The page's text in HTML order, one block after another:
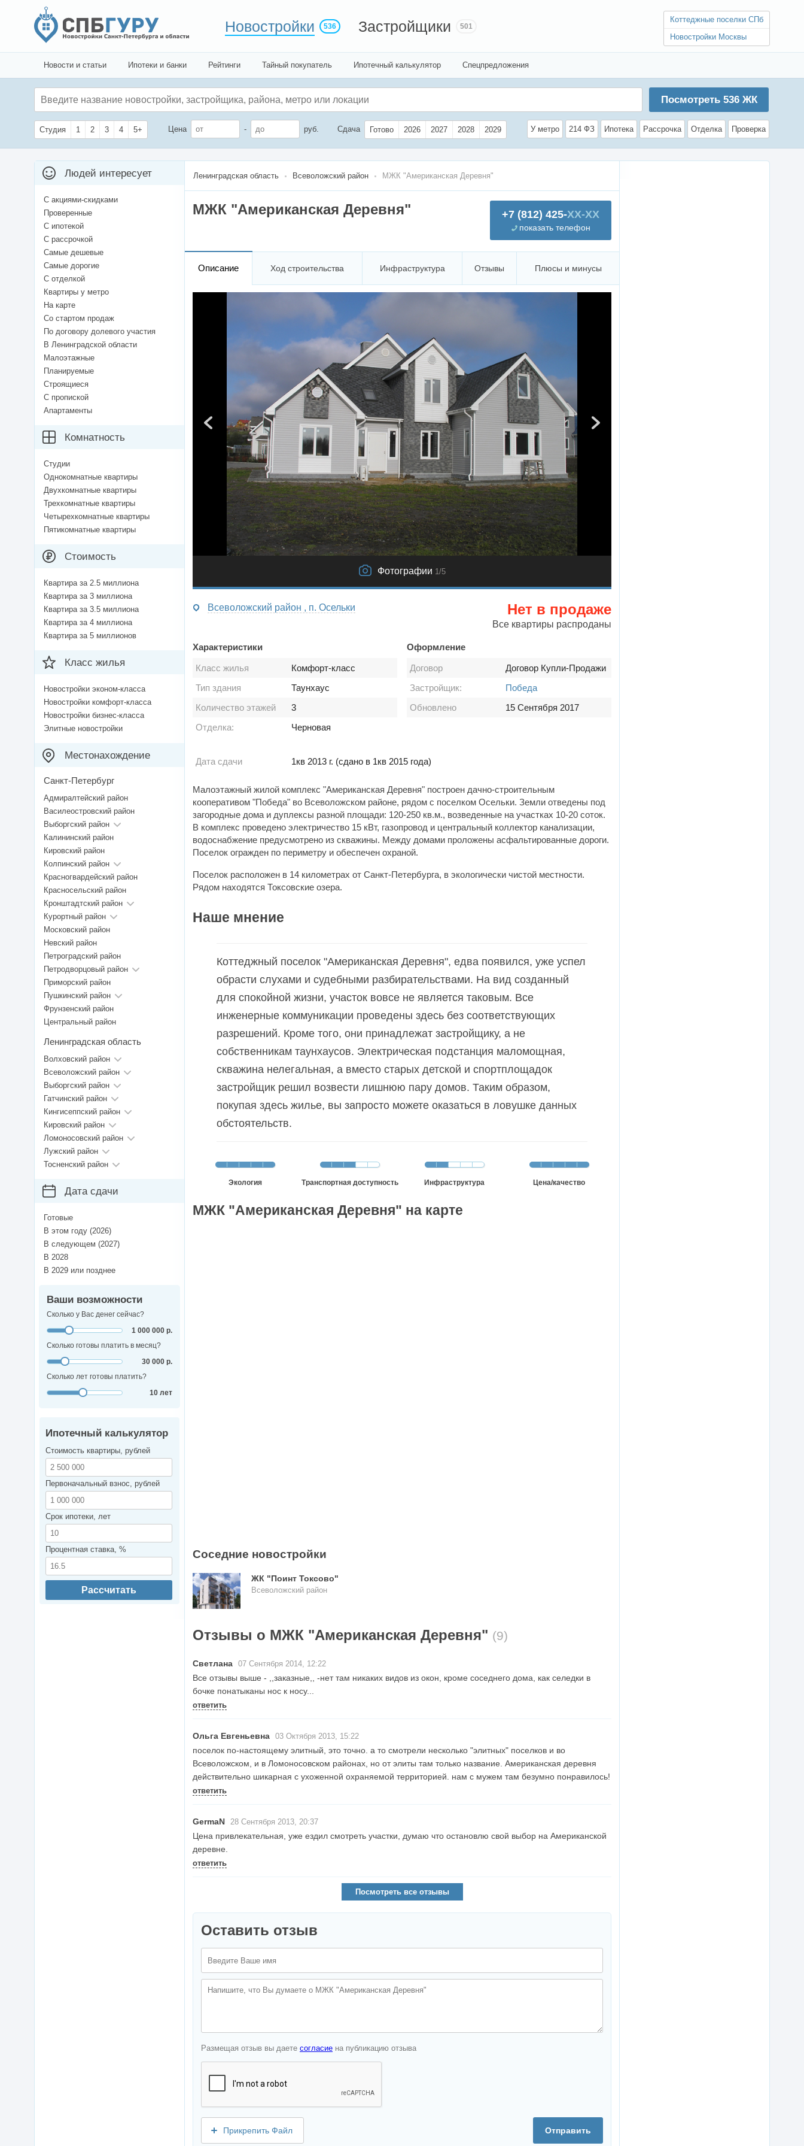
Новостройки 536 Застройщики 501
Коттеджные поселки СПб
Новостройки Москвы
Новости и статьи Ипотеки и банки Рейтинги Тайный покупатель Ипотечный калькулятор Спецпредложения
Посмотреть 536ЖК
Студия 1 2 3 4 5+ Цена - руб. Сдача Готово 2026 2027 2028 2029 У метро 214 ФЗ Ипотека Рассрочка Отделка Проверка
Ленинградская область Всеволожский район МЖК "Американская Деревня"
+7 (812) 425-XX-XX
показать телефон
МЖК "Американская Деревня"
Описание Ход строительства Инфраструктура Отзывы Плюсы и минусы
Фотографии 1/5
Нет в продаже
Все квартиры распроданы
Всеволожский район , п. Осельки
Характеристики
Класс жилья
Комфорт-класс
Тип здания
Таунхаус
Количество этажей
3
Отделка:
Черновая
Оформление
Договор
Договор Купли-Продажи
Застройщик:
Победа
Обновлено
15 Сентября 2017
Дата сдачи 1кв 2013 г. (сдано в 1кв 2015 года)
Малоэтажный жилой комплекс "Американская Деревня" построен дачно-строительным
кооперативом "Победа" во Всеволожском районе, рядом с поселком Осельки. Земли отведены под
загородные дома и дуплексы разной площади: 120-250 кв.м., возведенные на участках 10-20 соток.
В комплекс проведено электричество 15 кВт, газопровод и центральный коллектор канализации,
водоснабжение предусмотрено из скважины. Между домами проложены асфальтированные дороги.
Поселок огражден по периметру и обеспечен охраной.
Поселок расположен в 14 километрах от Санкт-Петербурга, в экологически чистой местности.
Рядом находятся Токсовские озера.
Наше мнение
Коттеджный поселок "Американская Деревня", едва появился, уже успел
обрасти слухами и судебными разбирательствами. На вид созданный
для спокойной жизни, участок вовсе не является таковым. Все
инженерные коммуникации проведены здесь без соответствующих
разрешений. Кроме того, они принадлежат застройщику, а не
собственникам таунхаусов. Электрическая подстанция маломощная,
скважина нелегальная, а вместо старых детской и спортплощадок
застройщик решил возвести лишнюю пару домов. Таким образом,
покупая здесь жилье, вы запросто можете оказаться в ловушке данных
обстоятельств.
Экология Транспортная доступность Инфраструктура Цена/качество
МЖК "Американская Деревня" на карте
Соседние новостройки
ЖК "Поинт Токсово"
Всеволожский район
Отзывы о МЖК "Американская Деревня" (9)
Светлана 07 Сентября 2014, 12:22
Все отзывы выше - ,,заказные,, -нет там никаких видов из окон, кроме соседнего дома, как селедки в
бочке понатыканы нос к носу...
ответить
Ольга Евгеньевна 03 Октября 2013, 15:22
поселок по-настоящему элитный, это точно. а то смотрели несколько "элитных" поселков и во
Всеволожском, и в Ломоносовском районах, но от элиты там только название. Американская деревня
действительно шикарная с ухоженной охраняемой территорией. нам с мужем там безумно понравилось!
ответить
GermaN 28 Сентября 2013, 20:37
Цена привлекательная, уже ездил смотреть участки, думаю что остановлю свой выбор на Американской
деревне.
ответить
Посмотреть все отзывы
Оставить отзыв
Размещая отзыв вы даете согласие на публикацию отзыва
Отправить
Прикрепить Файл
Людей интересует
С акциями-скидками
Проверенные
С ипотекой
С рассрочкой
Самые дешевые
Самые дорогие
С отделкой
Квартиры у метро
На карте
Со стартом продаж
По договору долевого участия
В Ленинградской области
Малоэтажные
Планируемые
Строящиеся
С пропиской
Апартаменты
Комнатность
Студии
Однокомнатные квартиры
Двухкомнатные квартиры
Трехкомнатные квартиры
Четырехкомнатные квартиры
Пятикомнатные квартиры
Стоимость
Квартира за 2.5 миллиона
Квартира за 3 миллиона
Квартира за 3.5 миллиона
Квартира за 4 миллиона
Квартира за 5 миллионов
Класс жилья
Новостройки эконом-класса
Новостройки комфорт-класса
Новостройки бизнес-класса
Элитные новостройки
Местонахождение
Санкт-Петербург
Адмиралтейский район
Василеостровский район
Выборгский район
Калининский район
Кировский район
Колпинский район
Красногвардейский район
Красносельский район
Кронштадтский район
Курортный район
Московский район
Невский район
Петроградский район
Петродворцовый район
Приморский район
Пушкинский район
Фрунзенский район
Центральный район
Ленинградская область
Волховский район
Всеволожский район
Выборгский район
Гатчинский район
Кингисеппский район
Кировский район
Ломоносовский район
Лужский район
Тосненский район
Дата сдачи
Готовые
В этом году (2026)
В следующем (2027)
В 2028
В 2029 или позднее
Ваши возможности
Сколько у Вас денег сейчас?
1 000 000 р.
Сколько готовы платить в месяц?
30 000 р.
Сколько лет готовы платить?
10 лет
Ипотечный калькулятор
Стоимость квартиры, рублей
Первоначальный взнос, рублей
Срок ипотеки, лет
Процентная ставка, %
Рассчитать